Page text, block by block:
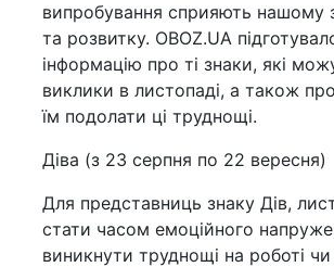
випробування сприяють нашому
та розвитку. OBOZ.UA
інформацію про ті знаки, які
виклики в листопаді, а також
їм подолати ці труднощі.
Діва (з 23 серпня по 22 вересня)
Для представниць знаку Дів,
стати часом емоційного
виникнути труднощі на роботі чи